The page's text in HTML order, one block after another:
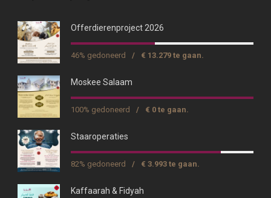
Offerdierenproject 2026
46% gedoneerd / € 13.279 te gaan.
Moskee Salaam
100% gedoneerd / € 0 te gaan.
Staaroperaties
82% gedoneerd / € 3.993 te gaan.
Kaffaarah & Fidyah